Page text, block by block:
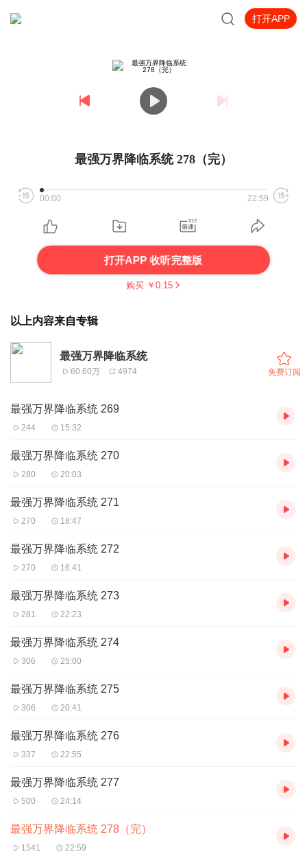
打开APP
最强万界降临系统 278（完）
00:00 22:59
打开APP 收听完整版
购买 ￥ 0.15
以上内容来自专辑
最强万界降临系统
60.60万 4974 免费订阅
最强万界降临系统 269
244 15:32
最强万界降临系统 270
280 20:03
最强万界降临系统 271
270 18:47
最强万界降临系统 272
270 16:41
最强万界降临系统 273
281 22:23
最强万界降临系统 274
306 25:00
最强万界降临系统 275
306 20:41
最强万界降临系统 276
337 22:55
最强万界降临系统 277
500 24:14
最强万界降临系统 278（完）
1541 22:59